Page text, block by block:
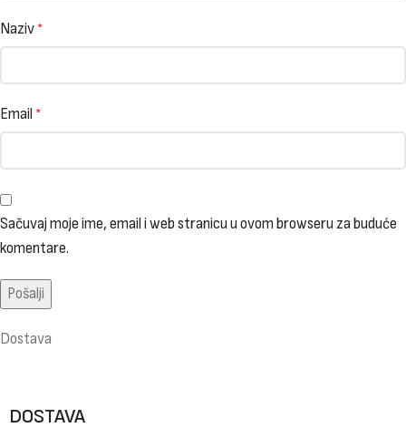
Naziv *
Email *
Sačuvaj moje ime, email i web stranicu u ovom browseru za buduće
komentare.
Dostava
DOSTAVA